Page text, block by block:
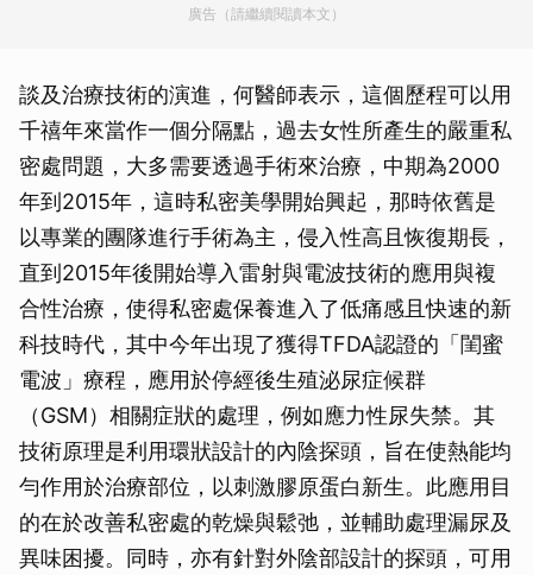
廣告（請繼續閱讀本文）
談及治療技術的演進，何醫師表示，這個歷程可以用
千禧年來當作一個分隔點，過去女性所產生的嚴重私
密處問題，大多需要透過手術來治療，中期為2000
年到2015年，這時私密美學開始興起，那時依舊是
以專業的團隊進行手術為主，侵入性高且恢復期長，
直到2015年後開始導入雷射與電波技術的應用與複
合性治療，使得私密處保養進入了低痛感且快速的新
科技時代，其中今年出現了獲得TFDA認證的「閨蜜
電波」療程，應用於停經後生殖泌尿症候群
（GSM）相關症狀的處理，例如應力性尿失禁。其
技術原理是利用環狀設計的內陰探頭，旨在使熱能均
勻作用於治療部位，以刺激膠原蛋白新生。此應用目
的在於改善私密處的乾燥與鬆弛，並輔助處理漏尿及
異味困擾。同時，亦有針對外陰部設計的探頭，可用